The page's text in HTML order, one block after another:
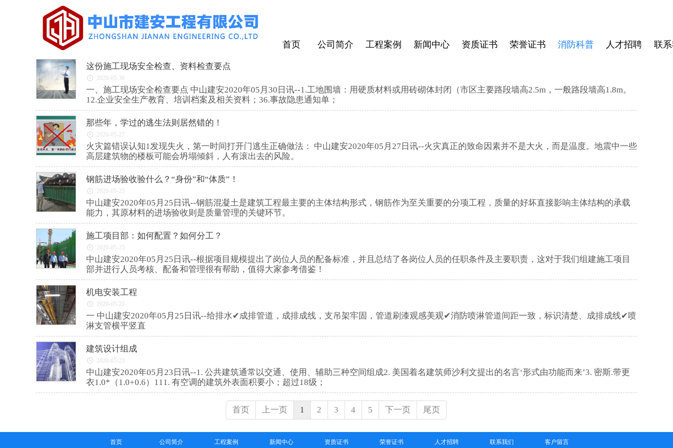
首页 公司简介 工程案例 新闻中心 资质证书 荣誉证书 消防科普 人才招聘 联
这份施工现场安全检查、资料检查要点
2020-05-30
一、施工现场安全检查要点 中山建安2020年05月30日讯--1.工地围墙：用硬质材料或用砖砌体封闭（市区主要路段墙高2.5m，一般路段墙高1.8m。
12.企业安全生产教育、培训档案及相关资料；36.事故隐患通知单；
那些年，学过的逃生法则居然错的！
2020-05-27
火灾篇错误认知1发现失火，第一时间打开门逃生正确做法： 中山建安2020年05月27日讯--火灾真正的致命因素并不是大火，而是温度。地震中一些
高层建筑物的楼板可能会坍塌倾斜，人有滚出去的风险。
钢筋进场验收验什么？“身份”和“体质”！
2020-05-25
中山建安2020年05月25日讯--钢筋混凝土是建筑工程最主要的主体结构形式，钢筋作为至关重要的分项工程，质量的好坏直接影响主体结构的承载
能力，其原材料的进场验收则是质量管理的关键环节。
施工项目部：如何配置？如何分工？
2020-05-25
中山建安2020年05月25日讯--根据项目规模提出了岗位人员的配备标准，并且总结了各岗位人员的任职条件及主要职责，这对于我们组建施工项目
部并进行人员考核、配备和管理很有帮助，值得大家参考借鉴！
机电安装工程
2020-05-25
一 中山建安2020年05月25日讯--给排水✔成排管道，成排成线，支吊架牢固，管道刷漆观感美观✔消防喷淋管道间距一致，标识清楚、成排成线✔喷
淋支管横平竖直
建筑设计组成
2020-05-23
中山建安2020年05月23日讯--1. 公共建筑通常以交通、使用、辅助三种空间组成2. 美国着名建筑师沙利文提出的名言‘形式由功能而来’3. 密斯.带更
衣1.0*（1.0+0.6）111. 有空调的建筑外表面积要小；超过18级；
首页 上一页 1 2 3 4 5 下一页 尾页
首页 公司简介 工程案例 新闻中心 资质证书 荣誉证书 人才招聘 联系我们 客户留言